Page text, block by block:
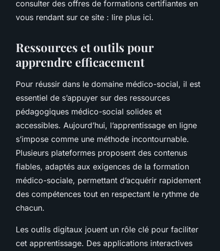
consulter des offres de formations certifiantes en
vous rendant sur ce site : lire plus ici.
Ressources et outils pour
apprendre efficacement
Pour réussir dans le domaine médico-social, il est
essentiel de s’appuyer sur des ressources
pédagogiques médico-social solides et
accessibles. Aujourd’hui, l’apprentissage en ligne
s’impose comme une méthode incontournable.
Plusieurs plateformes proposent des contenus
fiables, adaptés aux exigences de la formation
médico-sociale, permettant d’acquérir rapidement
des compétences tout en respectant le rythme de
chacun.
Les outils digitaux jouent un rôle clé pour faciliter
cet apprentissage. Des applications interactives